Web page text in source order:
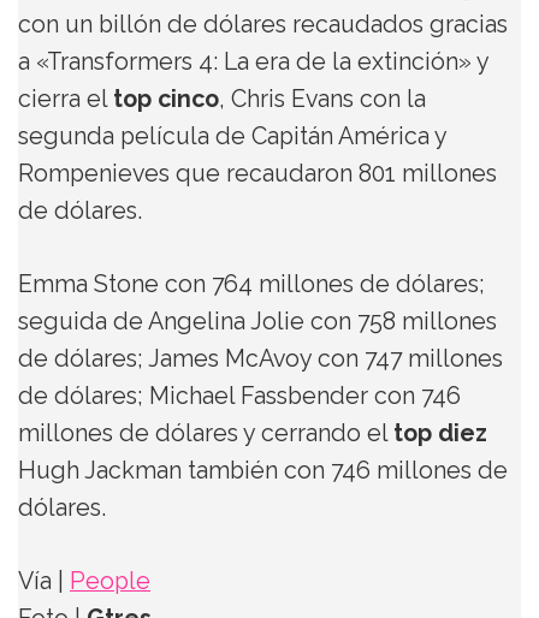
con un billón de dólares recaudados gracias
a «Transformers 4: La era de la extinción» y
cierra el top cinco, Chris Evans con la
segunda película de Capitán América y
Rompenieves que recaudaron 801 millones
de dólares.
Emma Stone con 764 millones de dólares;
seguida de Angelina Jolie con 758 millones
de dólares; James McAvoy con 747 millones
de dólares; Michael Fassbender con 746
millones de dólares y cerrando el top diez
Hugh Jackman también con 746 millones de
dólares.
Vía |
People